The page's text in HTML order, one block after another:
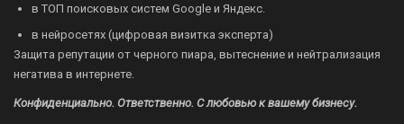
в ТОП поисковых систем Google и Яндекс.
в нейросетях (цифровая визитка эксперта)
Защита репутации от черного пиара, вытеснение и нейтрализация
негатива в интернете.
Конфиденциально. Ответственно. С любовью к вашему бизнесу.